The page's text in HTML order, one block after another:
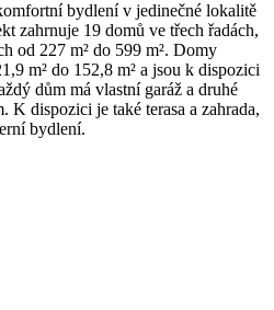
bydlení v jedinečné lokalitě
zahrnuje 19 domů ve třech řadách,
od 227 m² do 599 m². Domy
m² do 152,8 m² a jsou k dispozici
dům má vlastní garáž a druhé
K dispozici je také terasa a zahrada,
bydlení.